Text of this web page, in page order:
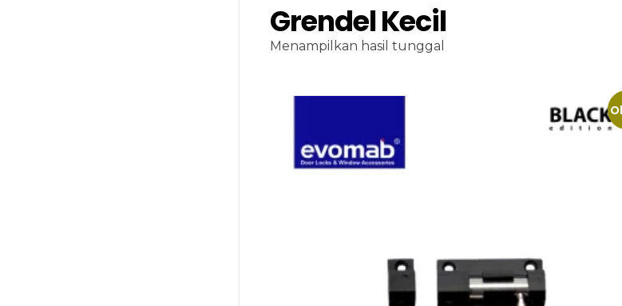
Grendel Kecil
Menampilkan hasil tunggal